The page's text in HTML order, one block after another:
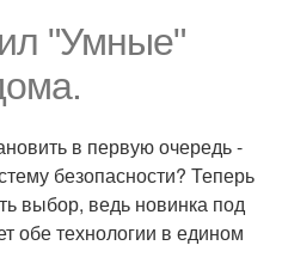
"Умные"
в первую очередь -
безопасности? Теперь
выбор, ведь новинка под
обе технологии в едином